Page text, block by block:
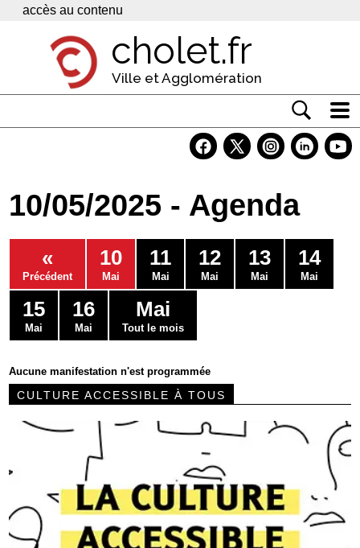
Panneau de gestion des cookies
accès au contenu
cholet.fr
Ville et Agglomération
Economie
Services
Contacts
10/05/2025 - Agenda
«
Précédent
10
Mai
11
Mai
12
Mai
13
Mai
14
Mai
15
Mai
16
Mai
Mai
Tout le mois
Aucune manifestation n'est programmée
CULTURE ACCESSIBLE À TOUS